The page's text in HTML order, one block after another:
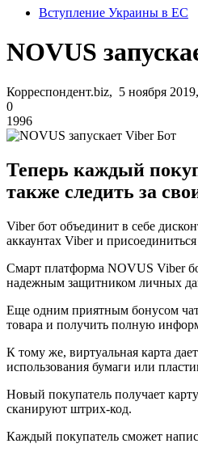
Вступление Украины в ЕС
NOVUS
Корреспондент.biz, 5 ноября
0
1996
Теперь каждый
также следить за
Viber бот объединит в себе
аккаунтах Viber и
Смарт платформа NOVUS Viber
надежным защитником личных
Еще одним приятным бонусом
товара и получить полную
К тому же, виртуальная карта
использования бумаги или
Новый покупатель получает
сканируют штрих-код.
Каждый покупатель сможет